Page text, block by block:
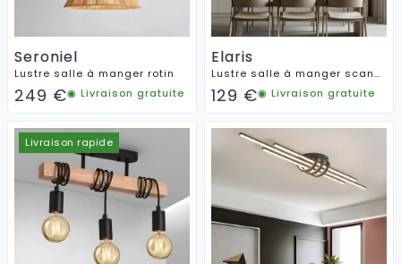
Seroniel
Lustre salle à manger rotin
249 €◉ Livraison gratuite
Elaris
Lustre salle à manger scandinave
129 €◉ Livraison gratuite
Livraison rapide